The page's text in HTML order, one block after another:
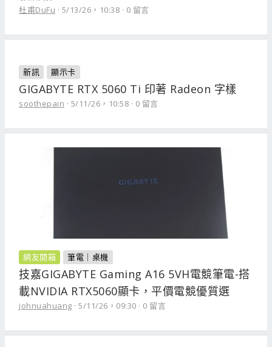
杜甫DuFu 5/13/26，10:38 0 留言
新訊 顯示卡
GIGABYTE RTX 5060 Ti 印著 Radeon 字樣
soothepain 5/11/26，10:58 0 留言
網友開箱 筆電｜桌機
技嘉GIGABYTE Gaming A16 5VH電競筆電-搭
載NVIDIA RTX5060顯卡，平價電競優質選
johnuahuang 5/11/26，09:30 0 留言